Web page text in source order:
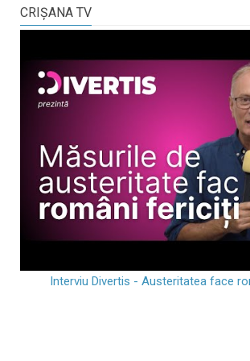
CRIŞANA TV
Interviu Divertis - Austeritatea face